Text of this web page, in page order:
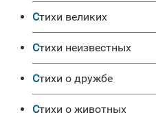
Стихи великих
Стихи неизвестных
Стихи о дружбе
Стихи о животных